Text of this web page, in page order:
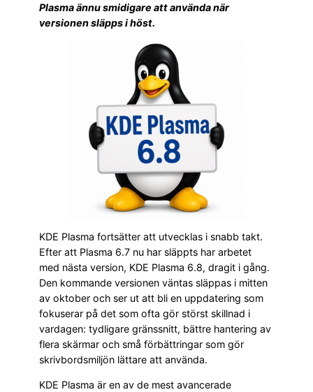
Plasma ännu smidigare att använda när
versionen släpps i höst.
KDE Plasma fortsätter att utvecklas i snabb takt.
Efter att Plasma 6.7 nu har släppts har arbetet
med nästa version, KDE Plasma 6.8, dragit i gång.
Den kommande versionen väntas släppas i mitten
av oktober och ser ut att bli en uppdatering som
fokuserar på det som ofta gör störst skillnad i
vardagen: tydligare gränssnitt, bättre hantering av
flera skärmar och små förbättringar som gör
skrivbordsmiljön lättare att använda.
KDE Plasma är en av de mest avancerade